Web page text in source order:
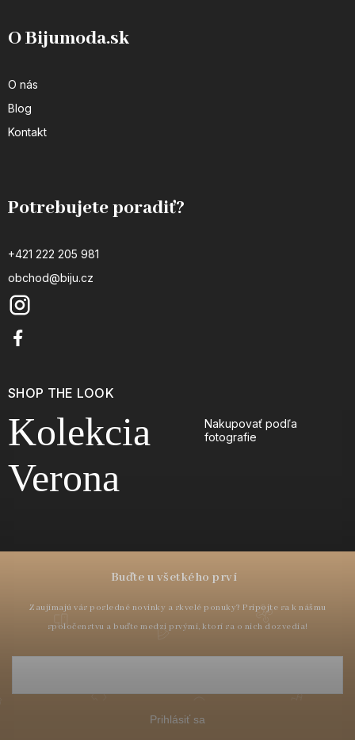
O Bijumoda.sk
O nás
Blog
Kontakt
Potrebujete poradiť?
+421 222 205 981
obchod@biju.cz
Prihlásiť sa
SHOP THE LOOK
Kolekcia
Verona
Nakupovať podľa
fotografie